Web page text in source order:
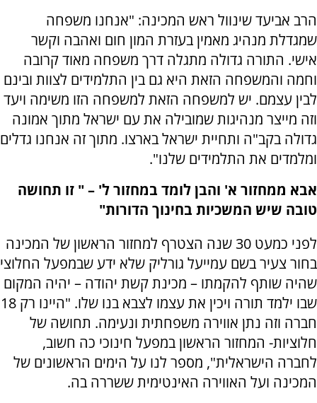
הרב אביעד שינוול ראש המכינה: "אנחנו משפחה
שמגדלת מנהיג מאמין בעזרת המון חום ואהבה וקשר
אישי. התורה גדולה מתגלה דרך משפחה מאוד קרובה
וחמה והמשפחה הזאת היא גם בין התלמידים לצוות ובינם
לבין עצמם. יש למשפחה הזאת למשפחה הזו משימה ויעד
וזה מייצר מנהיגות שמובילה את עם ישראל מתוך אמונה
גדולה בקב"ה ותחיית ישראל בארצו. מתוך זה אנחנו גדלים
ומלמדים את התלמידים שלנו".
אבא ממחזור א' והבן לומד במחזור ל' – " זו תחושה
טובה שיש המשכיות בחינוך הדורות"
לפני כמעט 30 שנה הצטרף למחזור הראשון של המכינה
בחור צעיר בשם עמייעל גורליק שלא ידע שבמפעל החלוצי
שהיה שותף להקמתו – מכינת קשת יהודה – יהיה המקום
שבו ילמד תורה ויכין את עצמו לצבא בנו שלו. "היינו רק 18
חברה וזה נתן אווירה משפחתית ונעימה. תחושה של
חלוציות- המחזור הראשון במפעל חינוכי כה חשוב,
לחברה הישראלית", מספר לנו על הימים הראשונים של
המכינה ועל האווירה האינטימית ששררה בה.